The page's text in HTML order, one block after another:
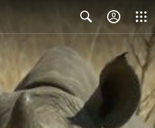
Close